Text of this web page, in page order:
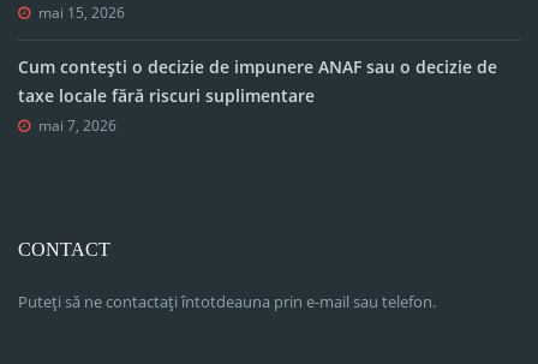
mai 15, 2026
Cum contești o decizie de impunere ANAF sau o decizie de
taxe locale fără riscuri suplimentare
mai 7, 2026
CONTACT
Puteți să ne contactați întotdeauna prin e-mail sau telefon.